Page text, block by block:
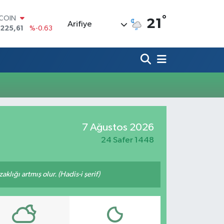
%-0.63
%0
ALTIN
Arifiye 21 °
7 Ağustos 2026
24 Safer 1448
artmış olur. (Hadis-i şerif)